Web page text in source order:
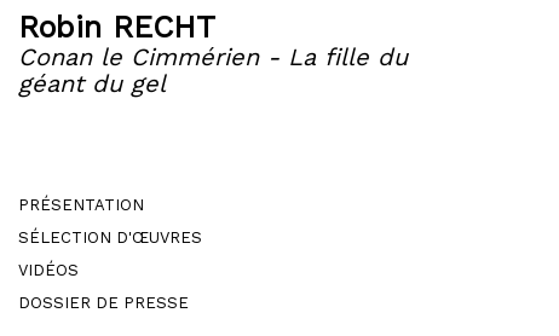
Robin RECHT
Conan le Cimmérien - La fille du
géant du gel
PRÉSENTATION
SÉLECTION D'ŒUVRES
VIDÉOS
DOSSIER DE PRESSE